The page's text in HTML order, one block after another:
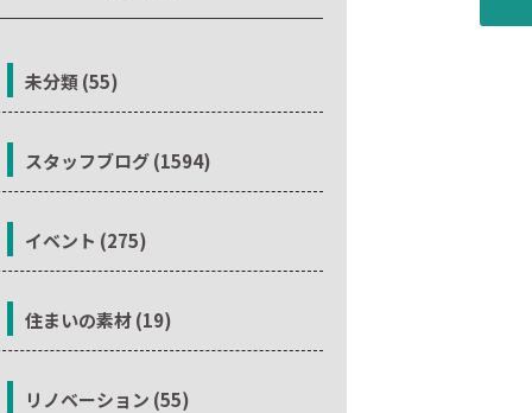
未分類 (55)
スタッフブログ (1594)
イベント (275)
住まいの素材 (19)
リノベーション (55)